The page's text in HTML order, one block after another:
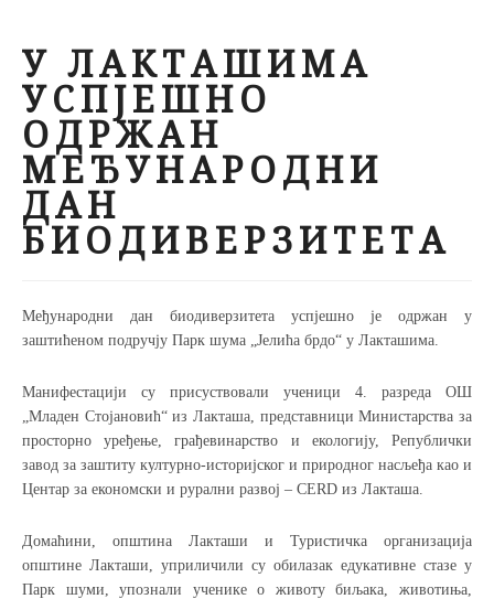
У ЛАКТАШИМА
УСПЈЕШНО
ОДРЖАН
МЕЂУНАРОДНИ
ДАН
БИОДИВЕРЗИТЕТА
Meђународни дан биодиверзитета успјешно је одржан у
заштићеном подручју Парк шума „Јелића брдо“ у Лакташима.
Манифестацији су присуствовали ученици 4. разреда ОШ
„Младен Стојановић“ из Лакташа, представници Министарства за
просторно уређење, грађевинарство и екологију, Републички
завод за заштиту културно-историјског и природног насљеђа као и
Центар за економски и рурални развој – CERD из Лакташа.
Домаћини, општина Лакташи и Туристичка организација
општине Лакташи, уприличили су обилазак едукативне стазе у
Парк шуми, упознали ученике о животу биљака, животиња,